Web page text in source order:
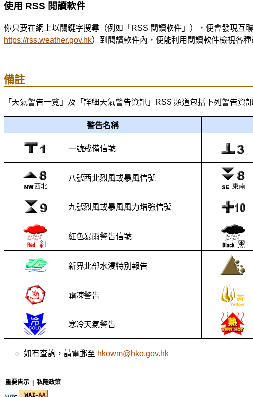
使用 RSS 閱讀軟件
你只要在網上以關鍵字搜尋（例如「RSS 閱讀軟件」），便會發現互
https://rss.weather.gov.hk）到閱讀軟件內，便能利用閱讀軟件檢視各種
備註
「天氣警告一覽」及「詳細天氣警告資訊」RSS 頻道包括下列警告資
警告名稱
一號戒備信號
八號西北烈風或暴風信號
九號烈風或暴風風力增強信號
紅色暴雨警告信號
新界北部水浸特別報告
霜凍警告
寒冷天氣警告
如有查詢，請電郵至 hkowm@hko.gov.hk
重要告示 | 私隱政策